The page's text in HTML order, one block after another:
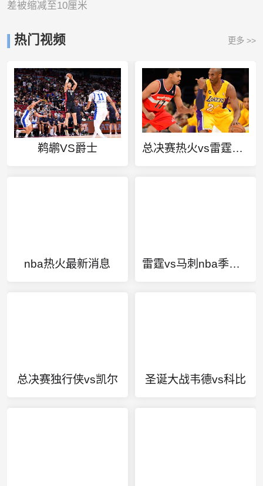
差被缩减至10厘米
热门视频 更多 >>
鹈鹕VS爵士 总决赛热火vs雷霆第五场
nba热火最新消息 雷霆vs马刺nba季后赛录像
总决赛独行侠vs凯尔 圣诞大战韦德vs科比